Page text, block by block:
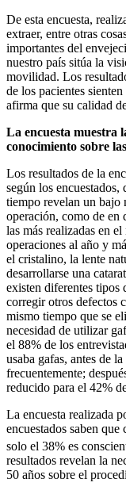
De esta encuesta,
extraer, entre otras
importantes del
nuestro país sitúa la
movilidad. Los
de los pacientes
afirma que su calidad
La encuesta muestra
conocimiento sobre
Los resultados de la
según los
tiempo revelan un bajo
operación, como de en
las más realizadas en
operaciones al año y
el cristalino, la lente
desarrollarse una
existen diferentes tipos
corregir otros defectos
mismo tiempo que se
necesidad de utilizar
el 88% de los
usaba gafas, antes de
frecuentemente;
reducido para el 42%
La encuesta realizada
encuestados saben
solo el 38% es
resultados revelan la
50 años sobre el